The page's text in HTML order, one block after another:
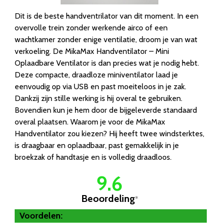
Dit is de beste handventrilator van dit moment. In een
overvolle trein zonder werkende airco of een
wachtkamer zonder enige ventilatie, droom je van wat
verkoeling. De MikaMax Handventilator – Mini
Oplaadbare Ventilator is dan precies wat je nodig hebt.
Deze compacte, draadloze miniventilator laad je
eenvoudig op via USB en past moeiteloos in je zak.
Dankzij zijn stille werking is hij overal te gebruiken.
Bovendien kun je hem door de bijgeleverde standaard
overal plaatsen. Waarom je voor de MikaMax
Handventilator zou kiezen? Hij heeft twee windsterktes,
is draagbaar en oplaadbaar, past gemakkelijk in je
broekzak of handtasje en is volledig draadloos.
9.6
Beoordeling*
Voordelen: